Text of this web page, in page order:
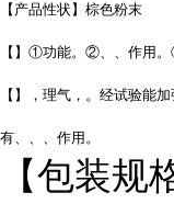
【产品性状】棕色粉末
【】①功能。②、、作用。
【】，理气，。经试验能
有、、、作用。
【包装规